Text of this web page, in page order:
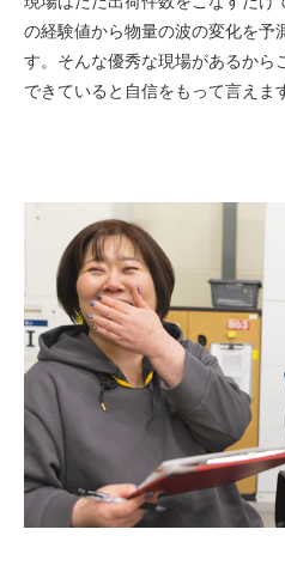
の経験値から物量の波の変化を予
す。そんな優秀な現場があるから
できていると自信をもって言えま